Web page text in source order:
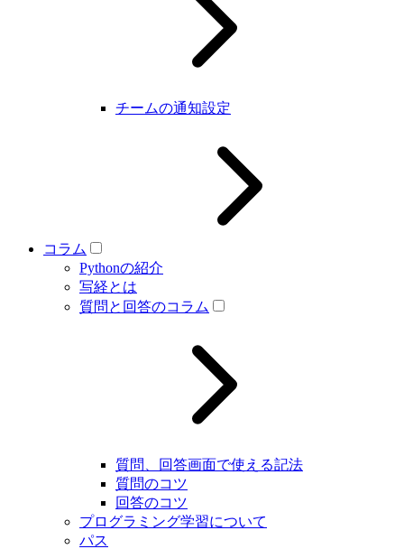
チームの通知設定
コラム
Pythonの紹介
写経とは
質問と回答のコラム
質問、回答画面で使える記法
質問のコツ
回答のコツ
プログラミング学習について
パス